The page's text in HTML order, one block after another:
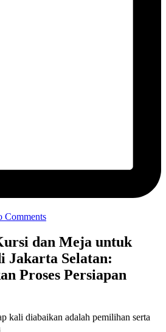
Comments
dan Meja untuk
Jakarta Selatan:
Proses Persiapan
kali diabaikan adalah pemilihan serta